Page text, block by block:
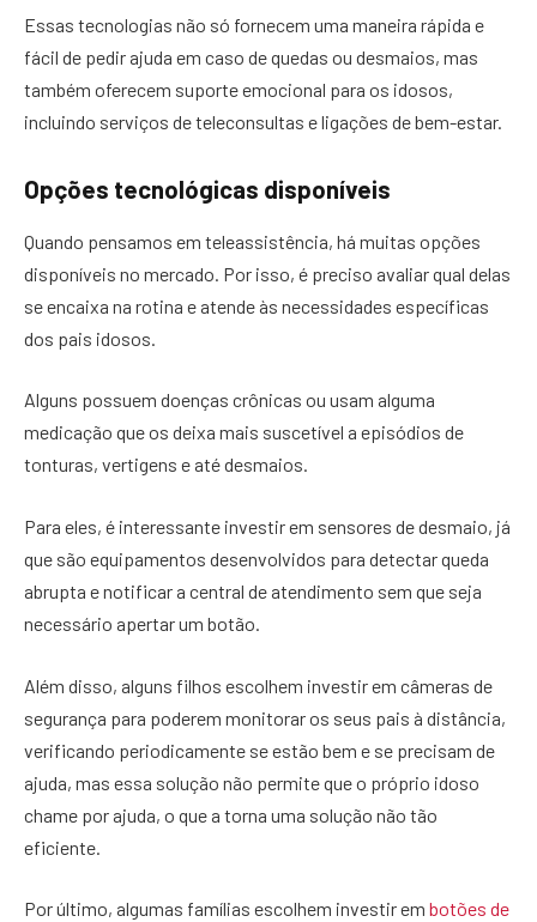
Essas tecnologias não só fornecem uma maneira rápida e
fácil de pedir ajuda em caso de quedas ou desmaios, mas
também oferecem suporte emocional para os idosos,
incluindo serviços de teleconsultas e ligações de bem-estar.
Opções tecnológicas disponíveis
Quando pensamos em teleassistência, há muitas opções
disponíveis no mercado. Por isso, é preciso avaliar qual delas
se encaixa na rotina e atende às necessidades específicas
dos pais idosos.
Alguns possuem doenças crônicas ou usam alguma
medicação que os deixa mais suscetível a episódios de
tonturas, vertigens e até desmaios.
Para eles, é interessante investir em sensores de desmaio, já
que são equipamentos desenvolvidos para detectar queda
abrupta e notificar a central de atendimento sem que seja
necessário apertar um botão.
Além disso, alguns filhos escolhem investir em câmeras de
segurança para poderem monitorar os seus pais à distância,
verificando periodicamente se estão bem e se precisam de
ajuda, mas essa solução não permite que o próprio idoso
chame por ajuda, o que a torna uma solução não tão
eficiente.
Por último, algumas famílias escolhem investir em botões de